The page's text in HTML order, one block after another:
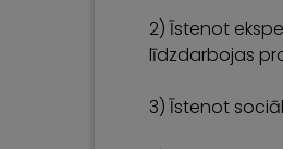
2) Īstenot
līdzdarbojas
3) Īstenot